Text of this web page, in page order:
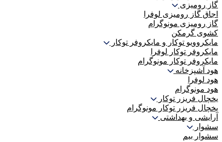
گاز رومیزی
اجاق گاز رومیزی لوفرا
گاز رومیزی مونوگرام
کشوی گرمکن
مایکروویو توکار و مایکروفر توکار
مایکروفر توکار لوفرا
مایکروفر توکار مونوگرام
هود آشپزخانه
هود لوفرا
هود مونوگرام
یخچال فریزر توکار
یخچال فریزر توکار مونوگرام
آرایشی و بهداشتی
سشوار
سشوار بیم